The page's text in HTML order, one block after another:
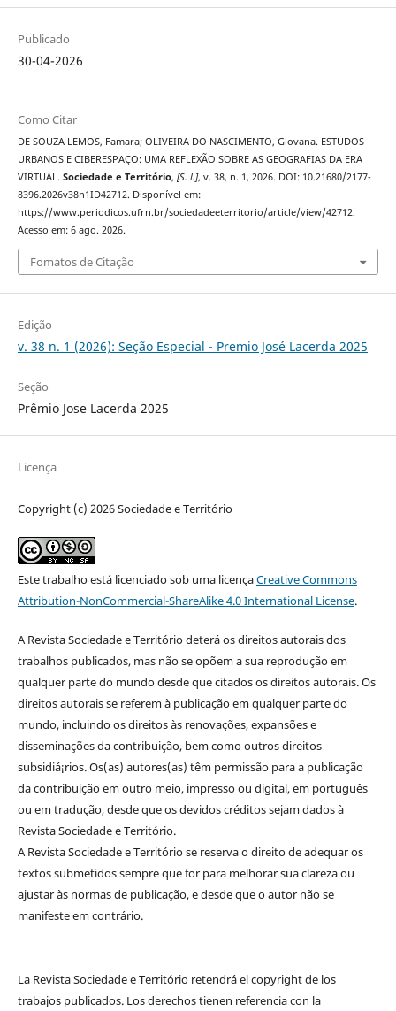
Publicado
30-04-2026
Como Citar
DE SOUZA LEMOS, Famara; OLIVEIRA DO NASCIMENTO, Giovana. ESTUDOS
URBANOS E CIBERESPAÇO: UMA REFLEXÃO SOBRE AS GEOGRAFIAS DA ERA
VIRTUAL. Sociedade e Território, [S. l.], v. 38, n. 1, 2026. DOI: 10.21680/2177-
8396.2026v38n1ID42712. Disponível em:
https://www.periodicos.ufrn.br/sociedadeeterritorio/article/view/42712.
Acesso em: 6 ago. 2026.
Fomatos de Citação
Edição
v. 38 n. 1 (2026): Seção Especial - Premio José Lacerda 2025
Seção
Prêmio Jose Lacerda 2025
Licença
Copyright (c) 2026 Sociedade e Território
Este trabalho está licenciado sob uma licençaCreative Commons
Attribution-NonCommercial-ShareAlike 4.0 International License.
A Revista Sociedade e Território deterá os direitos autorais dos
trabalhos publicados, mas não se opõem a sua reprodução em
qualquer parte do mundo desde que citados os direitos autorais. Os
direitos autorais se referem à publicação em qualquer parte do
mundo, incluindo os direitos às renovações, expansões e
disseminações da contribuição, bem como outros direitos
subsidiá¡rios. Os(as) autores(as) têm permissão para a publicação
da contribuição em outro meio, impresso ou digital, em português
ou em tradução, desde que os devidos créditos sejam dados à
Revista Sociedade e Território.
A Revista Sociedade e Território se reserva o direito de adequar os
textos submetidos sempre que for para melhorar sua clareza ou
ajustar às normas de publicação, e desde que o autor não se
manifeste em contrário.
La Revista Sociedade e Território retendrá el copyright de los
trabajos publicados. Los derechos tienen referencia con la